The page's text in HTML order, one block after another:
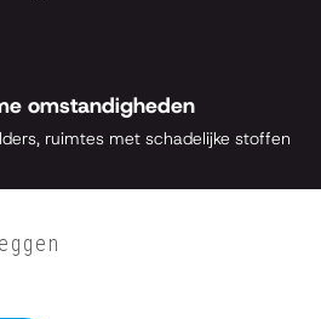
omstandigheden
ruimtes met schadelijke stoffen